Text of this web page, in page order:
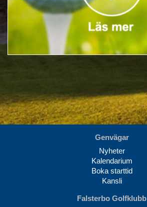
Genvägar
Nyheter
Kalendarium
Boka starttid
Kansli
Falsterbo Golfklubb